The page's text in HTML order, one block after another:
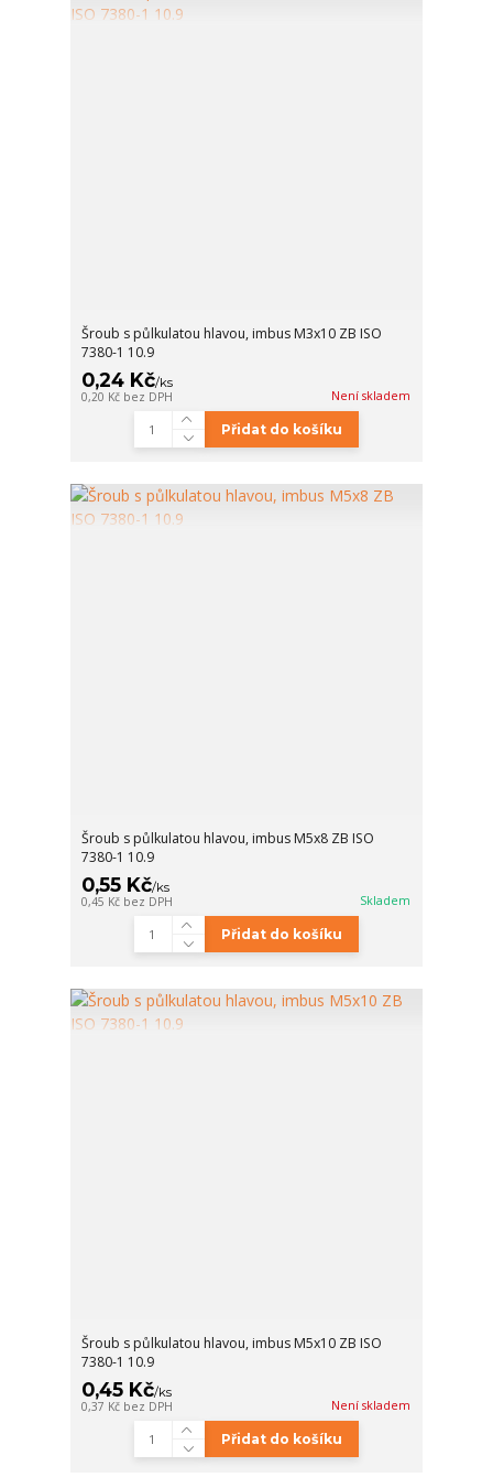
Šroub s půlkulatou hlavou, imbus M3x10 ZB ISO
7380-1 10.9
0,24 Kč/ks
0,20 Kč bez DPH Není skladem
Přidat do košíku
Šroub s půlkulatou hlavou, imbus M5x8 ZB ISO
7380-1 10.9
0,55 Kč/ks
0,45 Kč bez DPH Skladem
Přidat do košíku
Šroub s půlkulatou hlavou, imbus M5x10 ZB ISO
7380-1 10.9
0,45 Kč/ks
0,37 Kč bez DPH Není skladem
Přidat do košíku